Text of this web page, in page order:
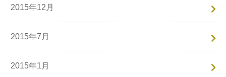
2015年12月
2015年7月
2015年1月